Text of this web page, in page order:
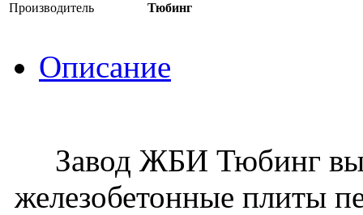
Производитель Тюбинг
Описание
Завод ЖБИ Тюбинг
железобетонные плиты